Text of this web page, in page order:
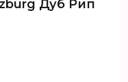
Дуб Рип